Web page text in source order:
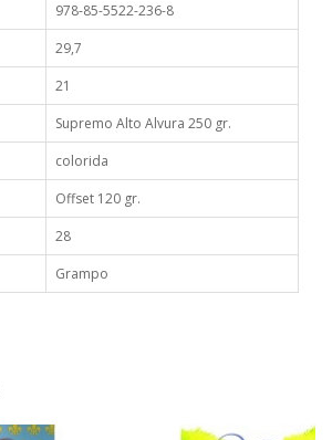
978-85-5522-236-8
29,7
21
Supremo Alto Alvura 250 gr.
colorida
Offset 120 gr.
28
Grampo